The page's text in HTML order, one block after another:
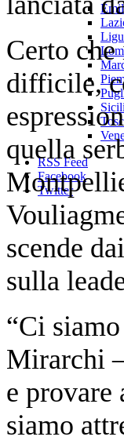
RSS Feed
Facebook
Twitter
Certo
difficile,
quella
scende
sulla
“Ci
Mirarchi
e provare
siamo